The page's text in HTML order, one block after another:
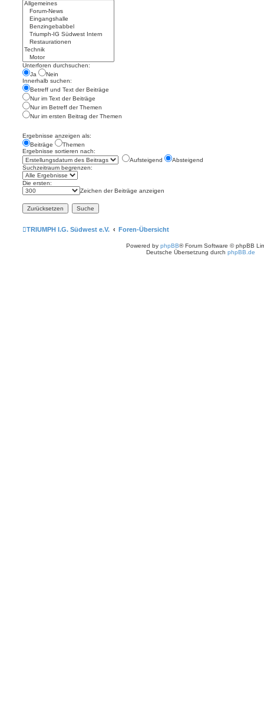
Unterforen durchsuchen:
Ja
Nein
Innerhalb suchen:
Betreff und Text der Beiträge
Nur im Text der Beiträge
Nur im Betreff der Themen
Nur im ersten Beitrag der Themen
Ergebnisse anzeigen als:
Beiträge
Themen
Ergebnisse sortieren nach:
Aufsteigend
Absteigend
Suchzeitraum begrenzen:
Die ersten:
Zeichen der Beiträge anzeigen
TRIUMPH I.G. Südwest e.V. Foren-Übersicht
Powered by phpBB® Forum Software © phpBB
Deutsche Übersetzung durch phpBB.de